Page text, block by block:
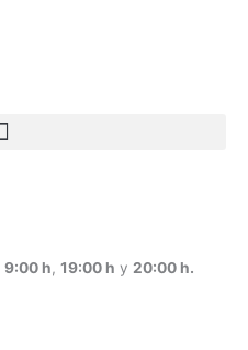
9:00 h, 19:00 h y 20:00 h.